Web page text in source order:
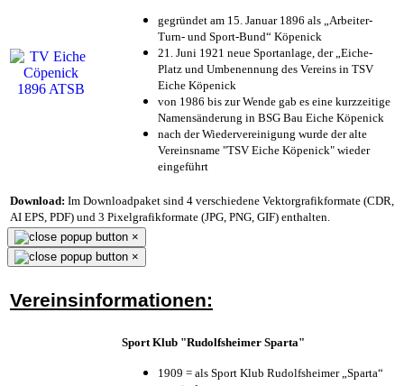
gegründet am 15. Januar 1896 als „Arbeiter-
Turn- und Sport-Bund“ Köpenick
21. Juni 1921 neue Sportanlage, der „Eiche-
Platz und Umbenennung des Vereins in TSV
Eiche Köpenick
von 1986 bis zur Wende gab es eine kurzzeitige
Namensänderung in BSG Bau Eiche Köpenick
nach der Wiedervereinigung wurde der alte
Vereinsname "TSV Eiche Köpenick" wieder
eingeführt
Download: Im Downloadpaket sind 4 verschiedene Vektorgrafikformate (CDR,
AI EPS, PDF) und 3 Pixelgrafikformate (JPG, PNG, GIF) enthalten.
×
×
Vereinsinformationen:
Sport Klub "Rudolfsheimer Sparta"
1909 = als Sport Klub Rudolfsheimer „Sparta“